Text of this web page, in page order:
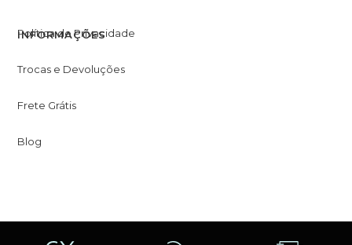
INFORMAÇÕES
Política de Privacidade
Trocas e Devoluções
Frete Grátis
Blog